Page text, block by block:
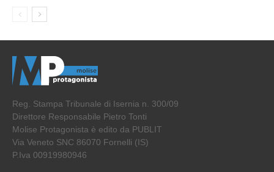
Reg. Stampa Tribunale di Isernia n. 300/09
Direttore Responsabile Pietro Tonti
Molise Protagonista è edito da PUBLIT
Via Veneto SNC 86070 Fornelli (IS)
P.Iva 00919980946